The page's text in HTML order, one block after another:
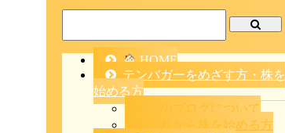
HOME
テンバガーをめざす方・株を
始める方
このブログについて
これから株を始める方